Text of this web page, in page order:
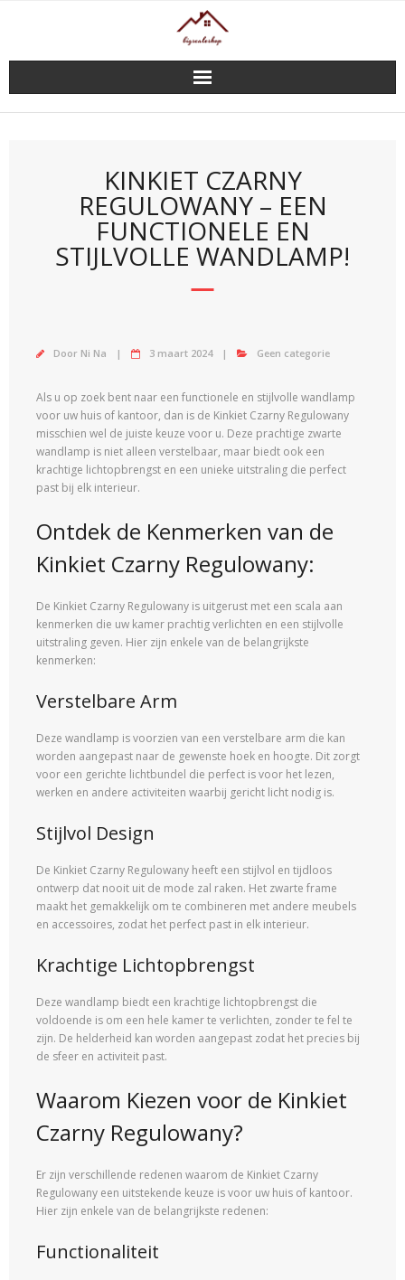
KINKIET CZARNY
REGULOWANY – EEN
FUNCTIONELE EN
STIJLVOLLE WANDLAMP!
Door Ni Na 3 maart 2024 Geen categorie
Als u op zoek bent naar een functionele en stijlvolle wandlamp
voor uw huis of kantoor, dan is de Kinkiet Czarny Regulowany
misschien wel de juiste keuze voor u. Deze prachtige zwarte
wandlamp is niet alleen verstelbaar, maar biedt ook een
krachtige lichtopbrengst en een unieke uitstraling die perfect
past bij elk interieur.
Ontdek de Kenmerken van de
Kinkiet Czarny Regulowany:
De Kinkiet Czarny Regulowany is uitgerust met een scala aan
kenmerken die uw kamer prachtig verlichten en een stijlvolle
uitstraling geven. Hier zijn enkele van de belangrijkste
kenmerken:
Verstelbare Arm
Deze wandlamp is voorzien van een verstelbare arm die kan
worden aangepast naar de gewenste hoek en hoogte. Dit zorgt
voor een gerichte lichtbundel die perfect is voor het lezen,
werken en andere activiteiten waarbij gericht licht nodig is.
Stijlvol Design
De Kinkiet Czarny Regulowany heeft een stijlvol en tijdloos
ontwerp dat nooit uit de mode zal raken. Het zwarte frame
maakt het gemakkelijk om te combineren met andere meubels
en accessoires, zodat het perfect past in elk interieur.
Krachtige Lichtopbrengst
Deze wandlamp biedt een krachtige lichtopbrengst die
voldoende is om een hele kamer te verlichten, zonder te fel te
zijn. De helderheid kan worden aangepast zodat het precies bij
de sfeer en activiteit past.
Waarom Kiezen voor de Kinkiet
Czarny Regulowany?
Er zijn verschillende redenen waarom de Kinkiet Czarny
Regulowany een uitstekende keuze is voor uw huis of kantoor.
Hier zijn enkele van de belangrijkste redenen:
Functionaliteit